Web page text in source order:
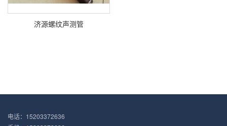
济源螺纹声测管
电话：15203372636